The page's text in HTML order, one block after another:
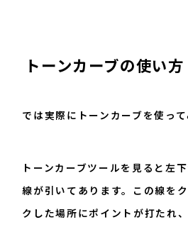
トーンカーブの使い
では実際にトーンカーブを使って
トーンカーブツールを見ると左
線が引いてあります。この線を
クした場所にポイントが打たれ